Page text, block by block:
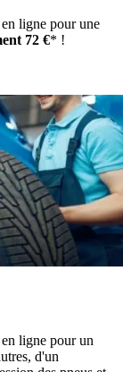
ligne pour une
72 €* !
ligne pour un
d'un